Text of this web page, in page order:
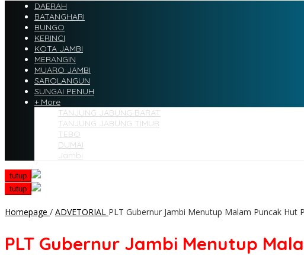
DAERAH
BATANGHARI
BUNGO
KERINCI
KOTA JAMBI
MERANGIN
MUARO JAMBI
SAROLANGUN
SUNGAI PENUH
+ More
TANJUNG JABUNG BARAT
TANJUNG JABUNG TIMUR
TEBO
DUMAI
Jambi
tutup
tutup
Homepage / ADVETORIAL PLT Gubernur Jambi Menutup Malam Puncak Hut
PLT Gubernur Jambi Menutup